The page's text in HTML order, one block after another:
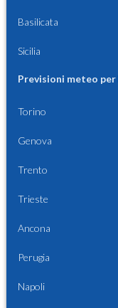
Basilicata
Sicilia
Previsioni meteo
Torino
Genova
Trento
Trieste
Ancona
Perugia
Napoli